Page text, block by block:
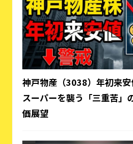
神戸物産（3038）年初来
スーパーを襲う「三重苦」
価展望